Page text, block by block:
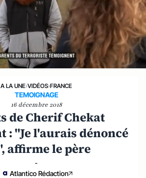
A LA UNE›VIDÉOS›FRANCE
TEMOIGNAGE
16 décembre 2018
de Cherif Chekat
: "Je l'aurais dénoncé
affirme le père
-
Atlantico Rédaction